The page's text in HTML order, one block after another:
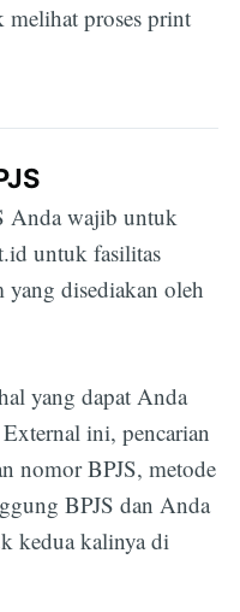
melihat proses print
Anda wajib untuk
untuk fasilitas
yang disediakan oleh
yang dapat Anda
ini, pencarian
nomor BPJS, metode
BPJS dan Anda
kedua kalinya di